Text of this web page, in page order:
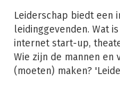
Leiderschap biedt een
leidinggevenden. Wat
internet start-up,
Wie zijn de mannen
(moeten) maken?